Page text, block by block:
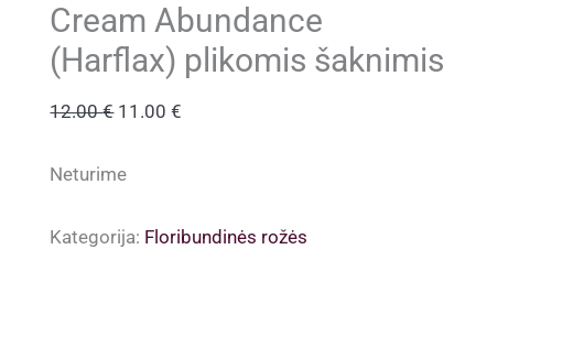
Cream Abundance
(Harflax) plikomis šaknimis
12.00€ Original
was:
11.00€
Neturime
Kategorija: Floribundinės rožės